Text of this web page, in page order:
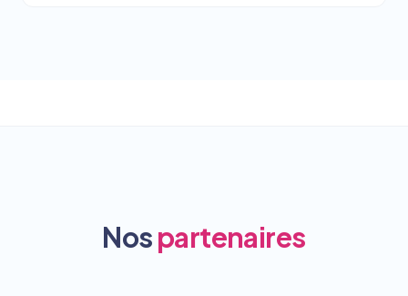
Nospartenaires